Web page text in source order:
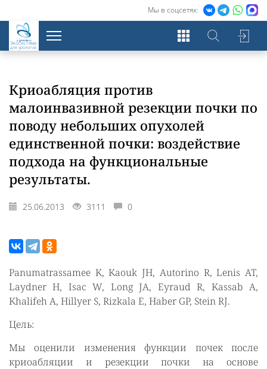
Мы в соцсетях:
Экосистема
для урологов
Криоабляция против
малоинвазивной резекции почки по
поводу небольших опухолей
единственной почки: воздействие
подхода на функциональные
результаты.
25.06.2013 3111 0
Panumatrassamee K, Kaouk JH, Autorino R, Lenis AT,
Laydner H, Isac W, Long JA, Eyraud R, Kassab A,
Khalifeh A, Hillyer S, Rizkala E, Haber GP, Stein RJ.
Цель:
Мы оценили изменения функции почек после
криоабляции и резекции почки на основе